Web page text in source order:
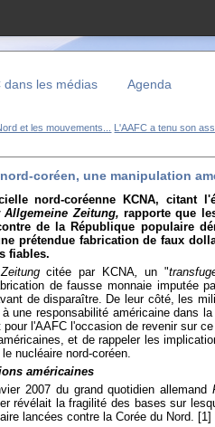
dans les médias Agenda
et les mouvements... L'AAFC a tenu son
coréen, une manipulation
nord-coréenne KCNA, citant
Allgemeine Zeitung, rapporte que
de la République populaire
prétendue fabrication de faux
fiables.
citée par KCNA, un "
de fausse monnaie imputée
de disparaître. De leur côté, les
une responsabilité américaine dans
l'AAFC l'occasion de revenir sur
et de rappeler les
nucléaire nord-coréen.
américaines
2007 du grand quotidien allemand
révélait la fragilité des bases sur
lancées contre la Corée du Nord. [1]